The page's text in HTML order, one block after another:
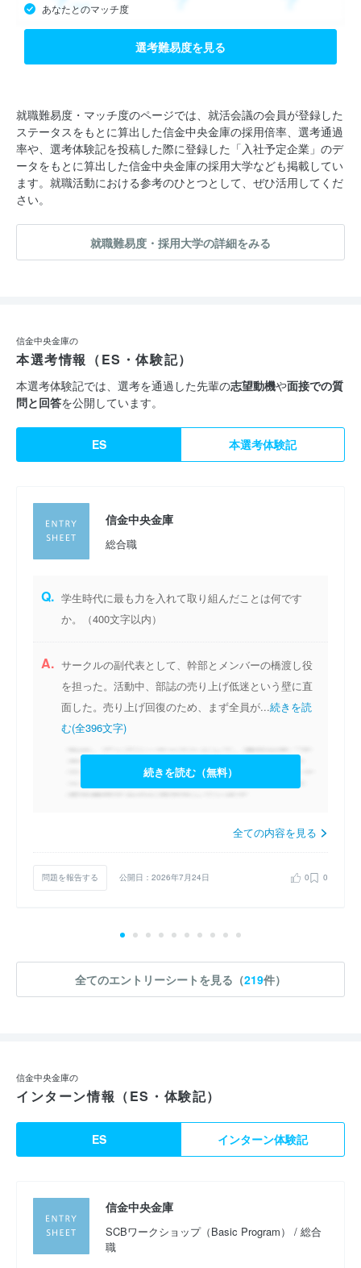
あなたとのマッチ度
選考難易度を見る
就職難易度・マッチ度のページでは、就活会議の会員が登録した
ステータスをもとに算出した信金中央金庫の採用倍率、選考通過
率や、選考体験記を投稿した際に登録した「入社予定企業」のデ
ータをもとに算出した信金中央金庫の採用大学なども掲載してい
ます。就職活動における参考のひとつとして、ぜひ活用してくだ
さい。
就職難易度・採用大学の詳細をみる
信金中央金庫の
本選考情報（ES・体験記）
本選考体験記では、選考を通過した先輩の志望動機や面接での質
問と回答を公開しています。
ES 本選考体験記
信金中央金庫
総合職
Q. 学生時代に最も力を入れて取り組んだことは何です
か。（400文字以内）
A. サークルの副代表として、幹部とメンバーの橋渡し役
を担った。活動中、部誌の売り上げ低迷という壁に直
面した。売り上げ回復のため、まず全員が...続きを読
む(全396文字)
続きを読む（無料）
全ての内容を見る
問題を報告する 公開日：2026年7月24日 0 0
全てのエントリーシートを見る（219件）
信金中央金庫の
インターン情報（ES・体験記）
ES インターン体験記
信金中央金庫
SCBワークショップ（Basic Program） / 総合
職